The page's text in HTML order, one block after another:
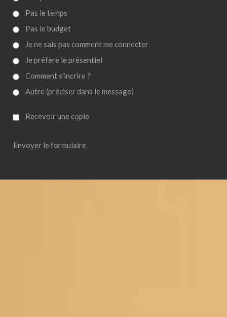
Pas le temps
Pas le budget
Je ne sais pas comment me connecter
Je préfère le présentiel
Comment s'incrire ?
Autre (préciser dans le message)
Recevoir une copie
Envoyer le formulaire